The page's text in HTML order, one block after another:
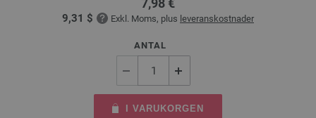
7,98 €
9,31 $ Exkl. Moms, plus leveranskostnader
ANTAL
I VARUKORGEN